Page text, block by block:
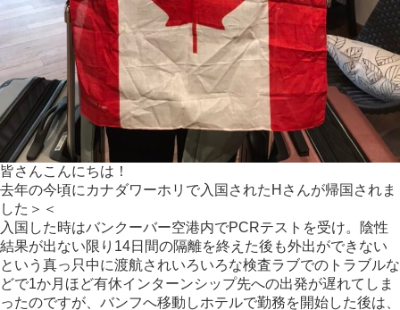
皆さんこんにちは！
去年の今頃にカナダワーホリで入国されたHさんが帰国されま
した＞＜
入国した時はバンクーバー空港内でPCRテストを受け。陰性
結果が出ない限り14日間の隔離を終えた後も外出ができない
という真っ只中に渡航されいろいろな検査ラブでのトラブルな
どで1か月ほど有休インターンシップ先への出発が遅れてしま
ったのですが、バンフへ移動しホテルで勤務を開始した後は、